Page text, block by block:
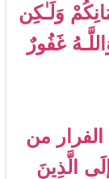
وَلَـٰكِن
غَفُورٌ
الفرار من
الَّذِينَ